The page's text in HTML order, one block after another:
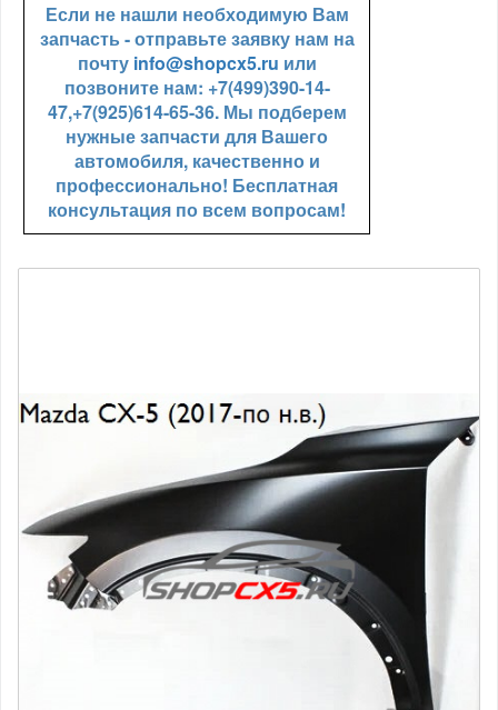
Если не нашли необходимую Вам
запчасть - отправьте заявку нам на
почту info@shopcx5.ru или
позвоните нам: +7(499)390-14-
47,+7(925)614-65-36. Мы подберем
нужные запчасти для Вашего
автомобиля, качественно и
профессионально! Бесплатная
консультация по всем вопросам!